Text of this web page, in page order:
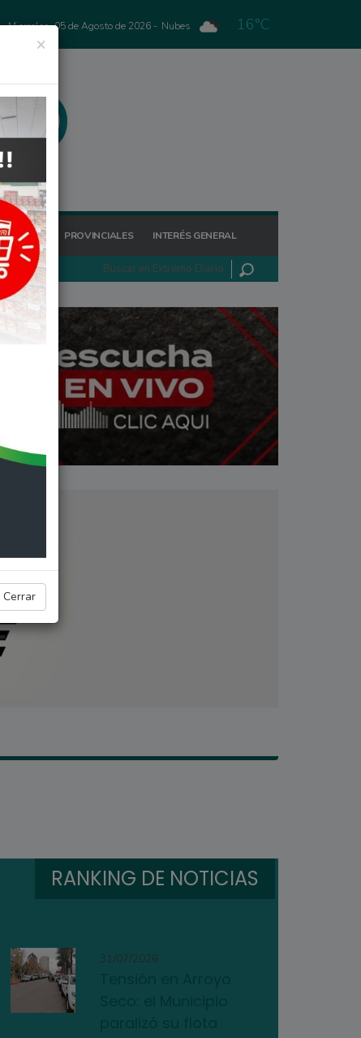
Miercoles, 05 de Agosto de 2026 - Nubes 16°C
PROVINCIALES INTERÉS GENERAL
×
Cerrar
RANKING DE NOTICIAS
31/07/2026